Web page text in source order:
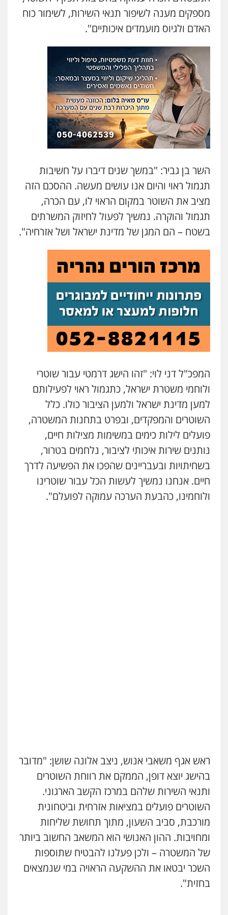
מספקים מענה לשיפור תנאי השירות, לשימור כוח
האדם ולגיוס מועמדים איכותיים".
השר בן גביר: "במשך שנים דיברו על חשיבות
תגמול ראוי והיום אנו עושים מעשה. ההסכם הזה
מציב את השוטר במקום הראוי לו, עם הכרה,
תגמול והוקרה. נמשיך לפעול לחיזוק המשרתים
בשטח – הם המגן של מדינת ישראל ושל אזרחיה".
המפכ"ל דני לוי: "זהו הישג דרמטי עבור שוטרי
ולוחמי משטרת ישראל, כתגמול ראוי לפעילותם
למען מדינת ישראל ולמען הציבור כולו. כלל
השוטרים והמפקדים, ובפרט בתחנות המשטרה,
פועלים לילות כימים במשימות מצילות חיים,
נותנים שירות איכותי לציבור, נלחמים בטרור,
בשחיתויות ובעבריינים שהפכו את הפשיעה לדרך
חיים. אנחנו נמשיך לעשות הכל עבור שוטרינו
ולוחמינו, כהבעת הערכה עמוקה לפועלם".
ראש אגף משאבי אנוש, ניצב אלונה שושן: "מדובר
בהישג יוצא דופן, הממקם את רווחת השוטרים
ותנאי השירות שלהם במרכז הקשב הארגוני.
השוטרים פועלים במציאות אזרחית וביטחונית
מורכבת, סביב השעון, מתוך תחושת שליחות
ומחויבות. ההון האנושי הוא המשאב החשוב ביותר
של המשטרה – ולכן פעלנו להבטיח שתוספות
השכר יבטאו את ההשקעה הראויה במי שנמצאים
בחזית".
מרכז התחלה חדשה
אסירים עבירות מין שירותים מקצועיים
לעורכי דין
0544500346
מאיה בלום, עו"ס, טיפול ושיקום
טיפול בהתמכרויות שירותים מקצועיים
לעורכי דין
0504062539